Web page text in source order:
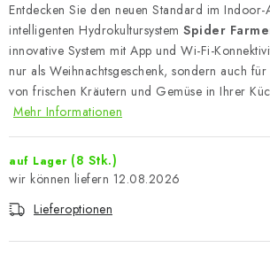
Entdecken Sie den neuen Standard im Indoor-
intelligenten Hydrokultursystem Spider
innovative System mit App und Wi-Fi-
nur als Weihnachtsgeschenk, sondern auch
von frischen Kräutern und Gemüse in Ihrer
Mehr Informationen
auf Lager (8 Stk.)
12.08.2026
Lieferoptionen